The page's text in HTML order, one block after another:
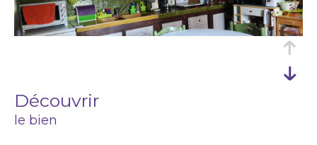
découvrir
le bien